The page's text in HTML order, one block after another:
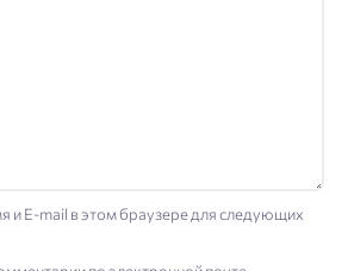
и E-mail в этом браузере для следующих